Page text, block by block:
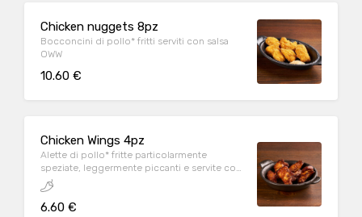
Chicken nuggets 8pz
Bocconcini di pollo* fritti serviti con salsa
OWW
10.60 €
Chicken Wings 4pz
Alette di pollo* fritte particolarmente
speziate, leggermente piccanti e servite con
salsa OWW
6.60 €